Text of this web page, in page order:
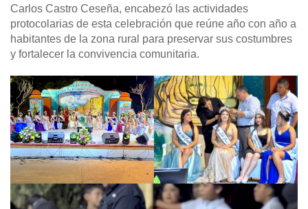
Carlos Castro Ceseña, encabezó las actividades
protocolarias de esta celebración que reúne año con año a
habitantes de la zona rural para preservar sus costumbres
y fortalecer la convivencia comunitaria.